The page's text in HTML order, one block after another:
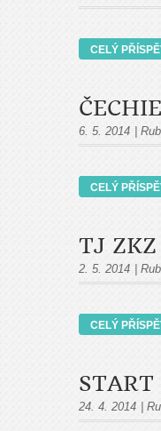
CELÝ
6. 5. 2014
CELÝ
TJ
2. 5. 2014
CELÝ
24. 4. 2014